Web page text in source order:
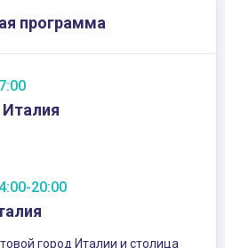
программа
20:00
город Италии и столица